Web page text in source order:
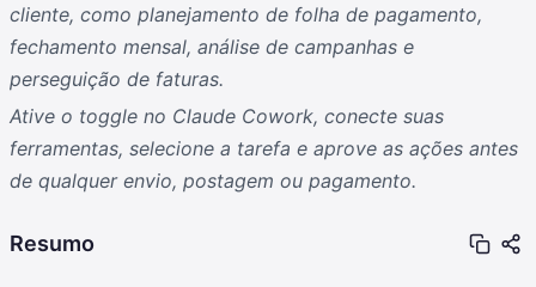
cliente, como planejamento de folha de pagamento,
fechamento mensal, análise de campanhas e
perseguição de faturas.
Ative o toggle no Claude Cowork, conecte suas
ferramentas, selecione a tarefa e aprove as ações antes
de qualquer envio, postagem ou pagamento.
Resumo